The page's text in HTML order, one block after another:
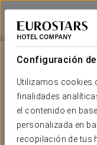
Configuración
Utilizamos cookies
finalidades
el contenido en
personalizada en
recopilación de tus
Áurea Palacio de
LOGROÑO
Experiencia Spa